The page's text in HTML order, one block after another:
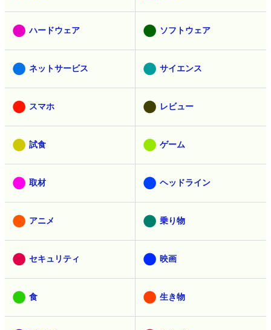
ハードウェア ソフトウェア
ネットサービス サイエンス
スマホ レビュー
試食 ゲーム
取材 ヘッドライン
アニメ 乗り物
セキュリティ 映画
食 生き物